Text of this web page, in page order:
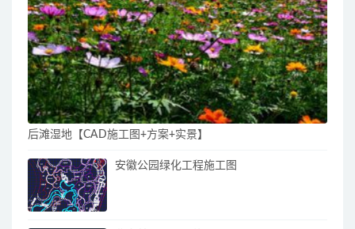
后滩湿地【CAD施工图+方案+实景】
安徽公园绿化工程施工图